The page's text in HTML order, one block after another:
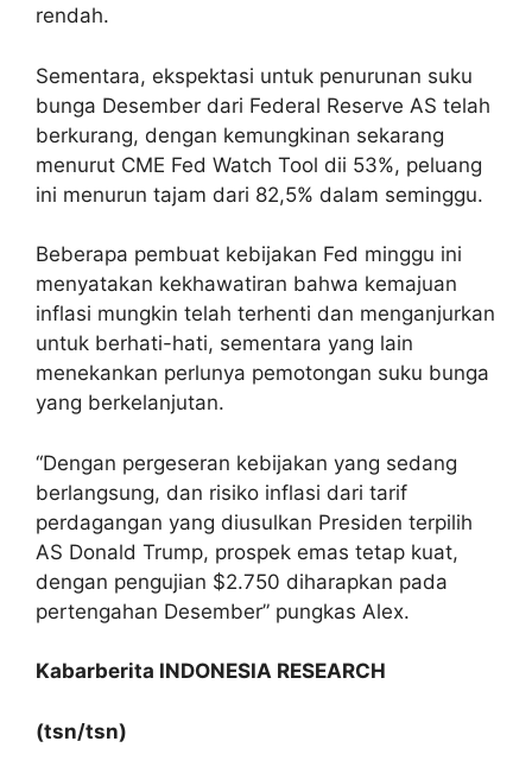
rendah.
Sementara, ekspektasi untuk penurunan suku
bunga Desember dari Federal Reserve AS telah
berkurang, dengan kemungkinan sekarang
menurut CME Fed Watch Tool dii 53%, peluang
ini menurun tajam dari 82,5% dalam seminggu.
Beberapa pembuat kebijakan Fed minggu ini
menyatakan kekhawatiran bahwa kemajuan
inflasi mungkin telah terhenti dan menganjurkan
untuk berhati-hati, sementara yang lain
menekankan perlunya pemotongan suku bunga
yang berkelanjutan.
“Dengan pergeseran kebijakan yang sedang
berlangsung, dan risiko inflasi dari tarif
perdagangan yang diusulkan Presiden terpilih
AS Donald Trump, prospek emas tetap kuat,
dengan pengujian $2.750 diharapkan pada
pertengahan Desember” pungkas Alex.
Kabarberita INDONESIA RESEARCH
(tsn/tsn)